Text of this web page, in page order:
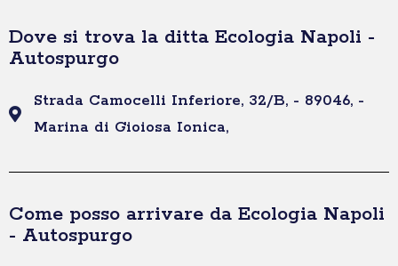
Dove si trova la ditta Ecologia Napoli -
Autospurgo
Strada Camocelli Inferiore, 32/B, - 89046, -
Marina di Gioiosa Ionica,
Come posso arrivare da Ecologia Napoli
- Autospurgo